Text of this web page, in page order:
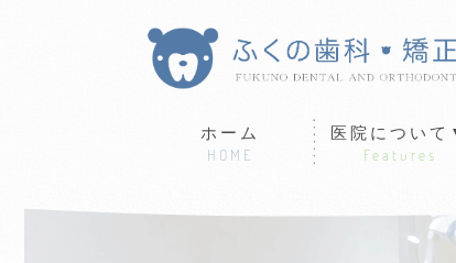
ホーム
HOME
医院について
Features